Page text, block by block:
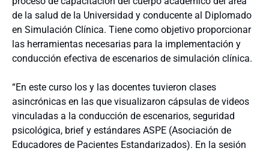
de la salud de la Universidad y conducente al Diplomado
en Simulación Clínica. Tiene como objetivo proporcionar
las herramientas necesarias para la implementación y
conducción efectiva de escenarios de simulación clínica.
“En este curso los y las docentes tuvieron clases
asincrónicas en las que visualizaron cápsulas de videos
vinculadas a la conducción de escenarios, seguridad
psicológica, brief y estándares ASPE (Asociación de
Educadores de Pacientes Estandarizados). En la sesión